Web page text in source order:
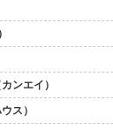
ンエイ）
ス）